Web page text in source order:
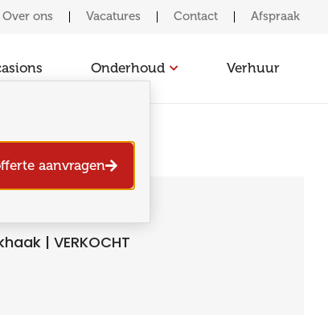
Over ons Vacatures Contact Afspraak
Onderhoud Verhuur
| VERKOCHT
aanvragen